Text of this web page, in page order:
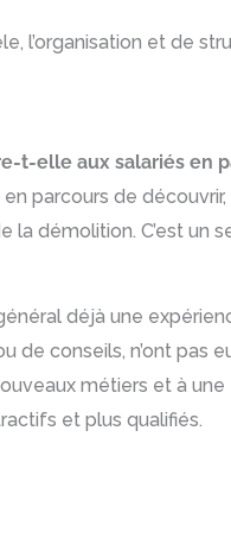
l’organisation et de
t-elle aux salariés en
parcours de
démolition. C’est un
déjà une
conseils, n’ont pas
métiers et à
et plus qualifiés.